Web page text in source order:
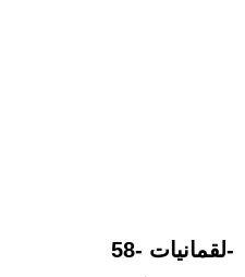
لقمانيات -58-